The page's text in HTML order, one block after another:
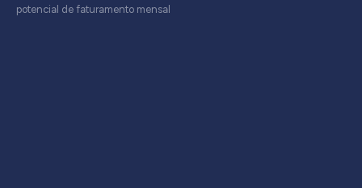
potencial de faturamento mensal